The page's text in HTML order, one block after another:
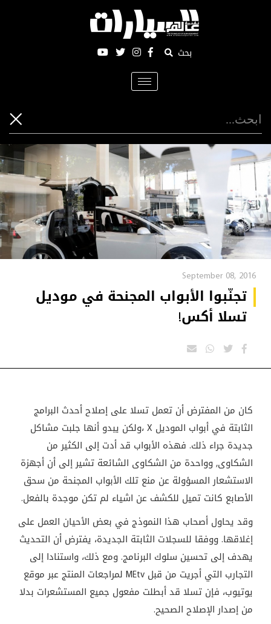
بحث
Toggle
navigation
September 08, 2016
تجنّبوا الأبواب المجنحة في موديل
تسلا أكس!
كان من المفترض أن تعمل تسلا على إصلاح أحدث البرامج
الثابتة في أبواب الموديل X
،ولكن يبدو أنها جلبت مشاكل
جديدة جراء ذلك. فهذه الأبواب قد أدت إلى الكثير من
الشكاوى, وواحدة من الشكاوى الشائعة تشير إلى أن أجهزة
الاستشعار المسؤولة عن منع تلك الأبواب المجنحة من سحق
الأصابع كانت تميل للكشف عن اشياء لم تكن موجدة بالفعل.
وقد يحاول أصحاب هذا النموذج في بعض الأحيان العمل على
إغلاقها. ووفقا للسجلات الثابتة الجديدة، يفترض أن التحديث
يهدف إلى تحسين سلوك البرنامج. ومع ذلك، واستنادا إلى
التجارب التي أجريت من قبل MEtv لمراجعات المنتج عبر موقع
يوتيوب، فإن تسلا قد أبطلت مفعول جميع المستشعرات بدلا
من إصدار الإصلاح الصحيح.